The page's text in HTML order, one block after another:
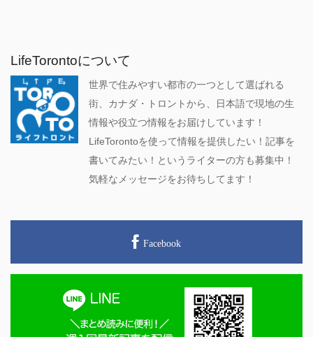
LifeTorontoについて
世界で住みやすい都市の一つとして選ばれる
街、カナダ・トロントから、日本語で現地の生
情報や役立つ情報をお届けしています！
LifeTorontoを使って情報を提供したい！記事を
書いてみたい！というライターの方も募集中！
気軽なメッセージをお待ちしてます！
Facebook